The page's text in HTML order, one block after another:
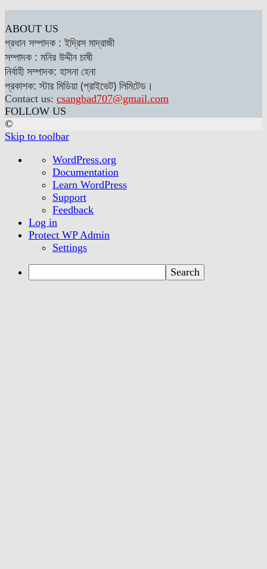
ABOUT US
প্রধান সম্পাদক : ইদ্রিস মাদ্রাজী
সম্পাদক : মনির উদ্দীন চাষী
নির্বাহী সম্পাদক: হাসনা হেনা
প্রকাশক: স্টার মিডিয়া (প্রাইভেট) লিমিটেড।
Contact us: csangbad707@gmail.com
FOLLOW US
©
Skip to toolbar
About
WordPress
WordPress.org
Documentation
Learn WordPress
Support
Feedback
Log in
Protect WP Admin
Settings
Search